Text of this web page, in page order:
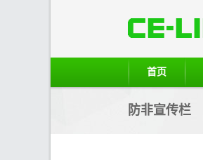
首页
防非宣传栏